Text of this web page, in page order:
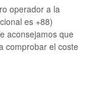
operador a la
es +88)
aconsejamos que
comprobar el coste